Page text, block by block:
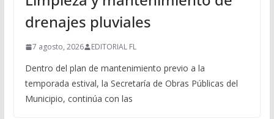
drenajes pluviales
7 agosto, 2026 EDITORIAL FL
Dentro del plan de mantenimiento previo a la
temporada estival, la Secretaría de Obras Públicas del
Municipio, continúa con las